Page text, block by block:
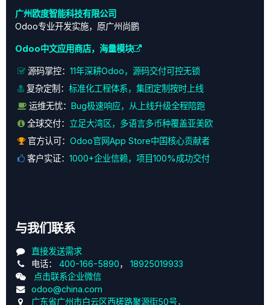
广州欧度智能科技有限公司
Odoo专业开发实施，原广州尚鹏
Odoo中文应用商店，海量模块
源码掌控： 11年深耕Odoo，源码交付可控无锁
复杂定制： 标准化工程体系，集团定制按时上线
运维无忧：
Bug极速响应，从上线升级全程陪跑
全球交付： 立足大湾区，多语言多币种覆盖亚美欧
官方认可： Odoo官网App Store中国核心贡献者
客户实证： 1000+企业信赖，项目100%成功交付
与我们联系
直接发送需求
电话： 400-166-5890， 18925019933
点击联系企业微信
odoo@china.com
广东省广州市白云区西槎路聚源街50号，